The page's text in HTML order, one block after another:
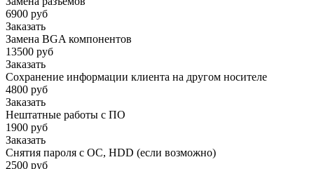
6900 руб
Заказать
Замена BGA компонентов
13500 руб
Заказать
Сохранение информации клиента на другом носителе
4800 руб
Заказать
Нештатные работы с ПО
1900 руб
Заказать
Снятия пароля с OC, HDD (если возможно)
2500 руб